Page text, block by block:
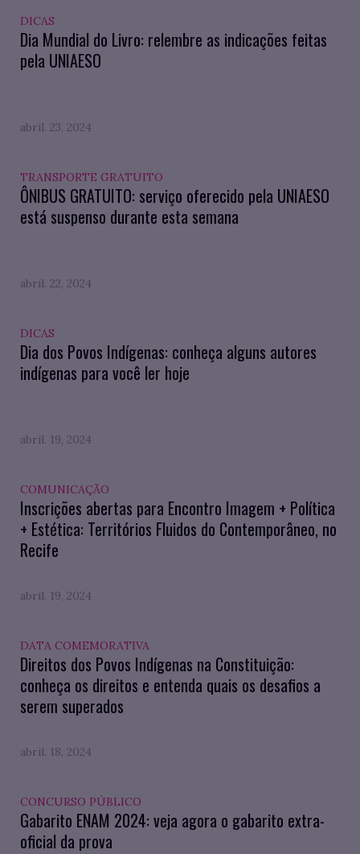
DICAS
Dia Mundial do Livro: relembre as indicações feitas
pela UNIAESO
abril. 23, 2024
TRANSPORTE GRATUITO
ÔNIBUS GRATUITO: serviço oferecido pela UNIAESO
está suspenso durante esta semana
abril. 22, 2024
DICAS
Dia dos Povos Indígenas: conheça alguns autores
indígenas para você ler hoje
abril. 19, 2024
COMUNICAÇÃO
Inscrições abertas para Encontro Imagem + Política
+ Estética: Territórios Fluidos do Contemporâneo, no
Recife
abril. 19, 2024
DATA COMEMORATIVA
Direitos dos Povos Indígenas na Constituição:
conheça os direitos e entenda quais os desafios a
serem superados
abril. 18, 2024
CONCURSO PÚBLICO
Gabarito ENAM 2024: veja agora o gabarito extra-
oficial da prova